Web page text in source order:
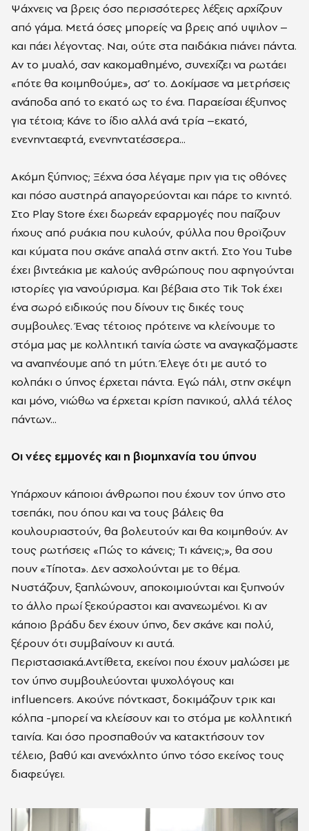
Ψάχνεις να βρεις όσο περισσότερες λέξεις αρχίζουν
από γάμα. Μετά όσες μπορείς να βρεις από υψιλον –
και πάει λέγοντας. Ναι, ούτε στα παιδάκια πιάνει πάντα.
Αν το μυαλό, σαν κακομαθημένο, συνεχίζει να ρωτάει
«πότε θα κοιμηθούμε», ασ’ το. Δοκίμασε να μετρήσεις
ανάποδα από το εκατό ως το ένα. Παραείσαι έξυπνος
για τέτοια; Κάνε το ίδιο αλλά ανά τρία –εκατό,
ενενηνταεφτά, ενενηντατέσσερα...
Ακόμη ξύπνιος; Ξέχνα όσα λέγαμε πριν για τις οθόνες
και πόσο αυστηρά απαγορεύονται και πάρε το κινητό.
Στο Play Store έχει δωρεάν εφαρμογές που παίζουν
ήχους από ρυάκια που κυλούν, φύλλα που θροϊζουν
και κύματα που σκάνε απαλά στην ακτή. Στο You Tube
έχει βιντεάκια με καλούς ανθρώπους που αφηγούνται
ιστορίες για νανούρισμα. Και βέβαια στο Tik Tok έχει
ένα σωρό ειδικούς που δίνουν τις δικές τους
συμβουλες. Ένας τέτοιος πρότεινε να κλείνουμε το
στόμα μας με κολλητική ταινία ώστε να αναγκαζόμαστε
να αναπνέουμε από τη μύτη. Έλεγε ότι με αυτό το
κολπάκι ο ύπνος έρχεται πάντα. Εγώ πάλι, στην σκέψη
και μόνο, νιώθω να έρχεται κρίση πανικού, αλλά τέλος
πάντων...
Οι νέες εμμονές και η βιομηχανία του ύπνου
Υπάρχουν κάποιοι άνθρωποι που έχουν τον ύπνο στο
τσεπάκι, που όπου και να τους βάλεις θα
κουλουριαστούν, θα βολευτούν και θα κοιμηθούν. Αν
τους ρωτήσεις «Πώς το κάνεις; Τι κάνεις;», θα σου
πουν «Τίποτα». Δεν ασχολούνται με το θέμα.
Νυστάζουν, ξαπλώνουν, αποκοιμιούνται και ξυπνούν
το άλλο πρωί ξεκούραστοι και ανανεωμένοι. Κι αν
κάποιο βράδυ δεν έχουν ύπνο, δεν σκάνε και πολύ,
ξέρουν ότι συμβαίνουν κι αυτά.
Περιστασιακά.Αντίθετα, εκείνοι που έχουν μαλώσει με
τον ύπνο συμβουλεύονται ψυχολόγους και
influencers. Ακούνε πόντκαστ, δοκιμάζουν τρικ και
κόλπα -μπορεί να κλείσουν και το στόμα με κολλητική
ταινία. Και όσο προσπαθούν να κατακτήσουν τον
τέλειο, βαθύ και ανενόχλητο ύπνο τόσο εκείνος τους
διαφεύγει.